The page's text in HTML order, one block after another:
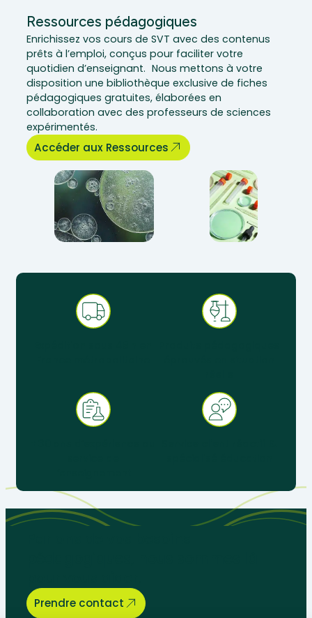
Ressources pédagogiques
Enrichissez vos cours de SVT avec des contenus
prêts à l’emploi, conçus pour faciliter votre
quotidien d’enseignant. Nous mettons à votre
disposition une bibliothèque exclusive de fiches
pédagogiques gratuites, élaborées en
collaboration avec des professeurs de sciences
expérimentés.
Accéder aux Ressources
Prendre contact